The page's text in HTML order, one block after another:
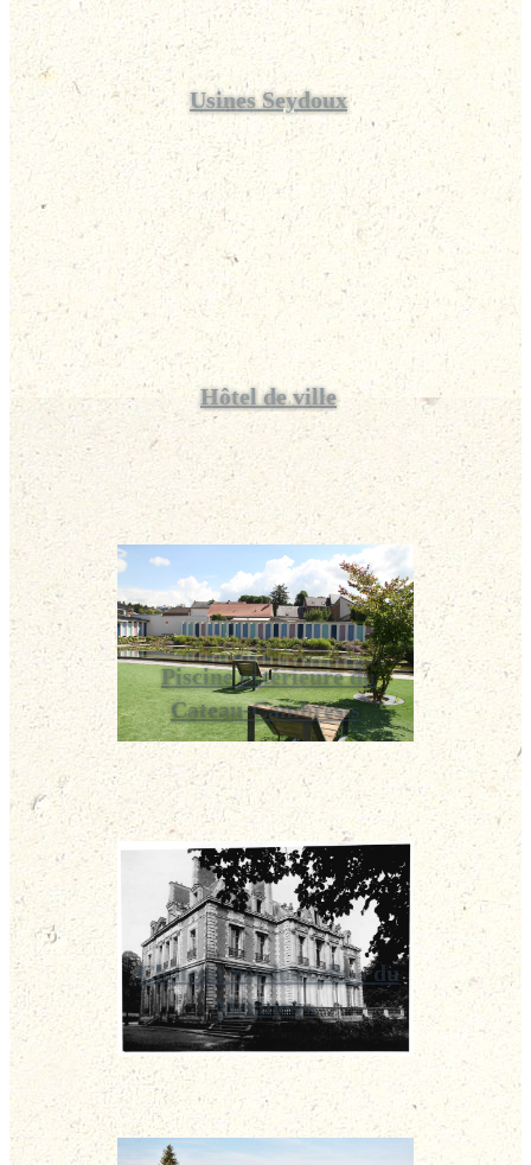
Usines Seydoux
Hôtel de ville
Piscine extérieure du
Cateau-Cambrésis
Château Seydoux dit « du
Mérinos »